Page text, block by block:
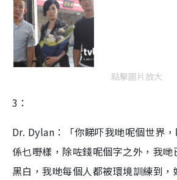
點擊圖片放大
3：
Dr. Dylan：「你睇吓我哋呢個世界
係乜嘢樣，除咗錢呢個字之外，我哋
黑白，我哋每個人都被環境訓練到，